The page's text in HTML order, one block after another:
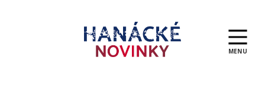
MENU